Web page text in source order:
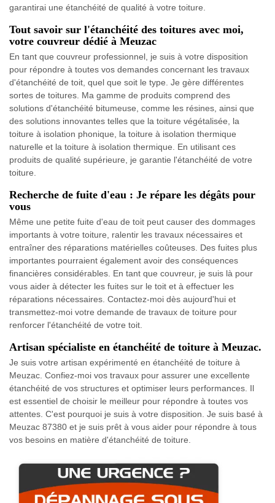
garantirai une étanchéité de qualité à votre toiture.
Tout savoir sur l'étanchéité des toitures avec moi,
votre couvreur dédié à Meuzac
En tant que couvreur professionnel, je suis à votre disposition
pour répondre à toutes vos demandes concernant les travaux
d'étanchéité de toit, quel que soit le type. Je gère différentes
sortes de toitures. Ma gamme de produits comprend des
solutions d'étanchéité bitumeuse, comme les résines, ainsi que
des solutions innovantes telles que la toiture végétalisée, la
toiture à isolation phonique, la toiture à isolation thermique
naturelle et la toiture à isolation thermique. En utilisant ces
produits de qualité supérieure, je garantie l'étanchéité de votre
toiture.
Recherche de fuite d'eau : Je répare les dégâts pour
vous
Même une petite fuite d'eau de toit peut causer des dommages
importants à votre toiture, ralentir les travaux nécessaires et
entraîner des réparations matérielles coûteuses. Des fuites plus
importantes pourraient également avoir des conséquences
financières considérables. En tant que couvreur, je suis là pour
vous aider à détecter les fuites sur le toit et à effectuer les
réparations nécessaires. Contactez-moi dès aujourd'hui et
transmettez-moi votre demande de travaux de toiture pour
renforcer l'étanchéité de votre toit.
Artisan spécialiste en étanchéité de toiture à Meuzac.
Je suis votre artisan expérimenté en étanchéité de toiture à
Meuzac. Confiez-moi vos travaux pour assurer une excellente
étanchéité de vos structures et optimiser leurs performances. Il
est essentiel de choisir le meilleur pour répondre à toutes vos
attentes. C'est pourquoi je suis à votre disposition. Je suis basé à
Meuzac 87380 et je suis prêt à vous aider pour répondre à tous
vos besoins en matière d'étanchéité de toiture.